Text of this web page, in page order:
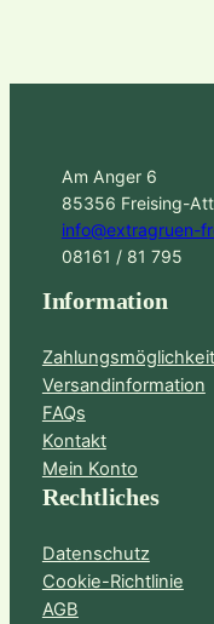
Am Anger 6
85356 Freising-
info@extragruen-
08161 / 81 795
Information
Versandinformation
FAQs
Kontakt
Mein Konto
Rechtliches
Datenschutz
Cookie-Richtlinie
AGB